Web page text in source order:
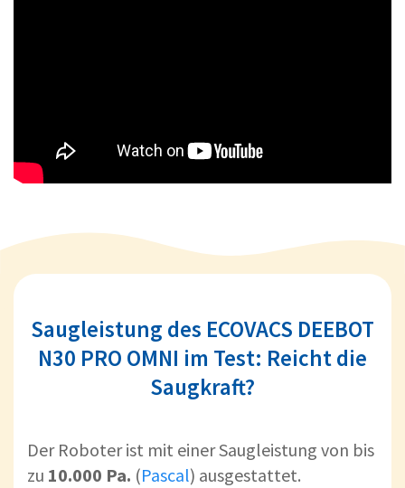
Saugleistung des ECOVACS DEEBOT
N30 PRO OMNI im Test: Reicht die
Saugkraft?
Der Roboter ist mit einer Saugleistung von bis
zu 10.000 Pa. (Pascal) ausgestattet.